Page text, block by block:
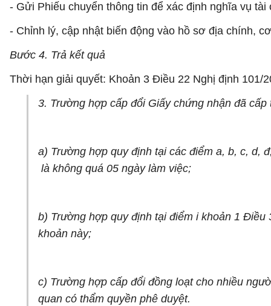
- Gửi Phiếu chuyển thông tin để xác định nghĩa vụ
- Chỉnh lý, cập nhật biến động vào hồ sơ địa chính,
Bước 4. Trả kết quả
Thời hạn giải quyết: Khoản 3 Điều 22 Nghị định 101/
3. Trường hợp cấp đổi Giấy chứng nhận đã
a) Trường hợp quy định tại các điểm a, b, c, d,
là không quá 05 ngày làm việc;
b) Trường hợp quy định tại điểm i khoản 1
khoản này;
c) Trường hợp cấp đổi đồng loạt cho nhiều
quan có thẩm quyền phê duyệt.